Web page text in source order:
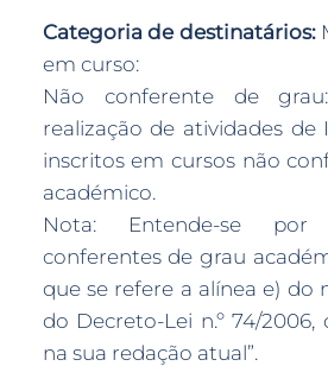
Categoria de destinatários:
em curso:
Não conferente de
realização de atividades de
inscritos em cursos não
académico.
Nota: Entende-se por
conferentes de grau
que se refere a alínea e) do
do Decreto-Lei n.º 74/
na sua redação atual”.